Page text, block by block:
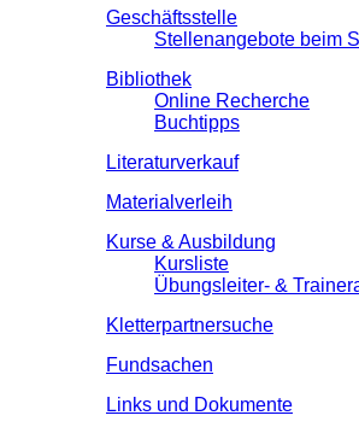
Geschäftsstelle
Stellenangebote beim
Bibliothek
Online Recherche
Buchtipps
Literaturverkauf
Materialverleih
Kurse & Ausbildung
Kursliste
Übungsleiter- &
Kletterpartnersuche
Fundsachen
Links und Dokumente